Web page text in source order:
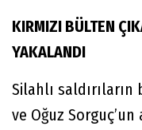
KIRMIZI BÜLTEN
YAKALANDI
Silahlı
ve Oğuz